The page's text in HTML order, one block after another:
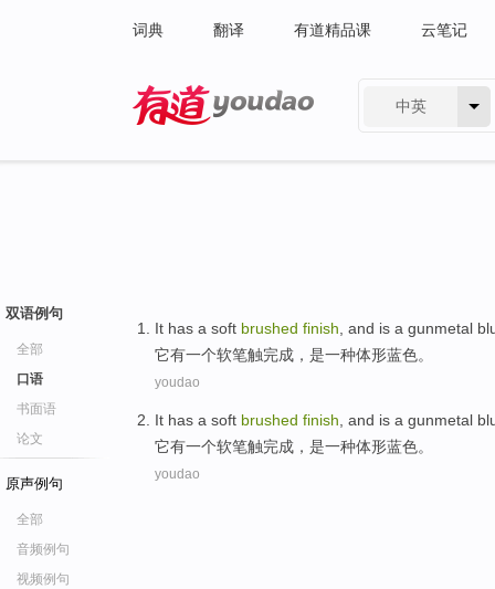
词典 翻译 有道精品课 云笔记
中英
双语例句
全部
口语
书面语
论文
原声例句
全部
音频例句
视频例句
It has a soft brushed finish , and is a gunmetal
它有一个软笔触完成 ， 是一种体形蓝色。
youdao
It has a soft brushed finish , and is a gunmetal
它有一个软笔触完成 ， 是一种体形蓝色。
youdao